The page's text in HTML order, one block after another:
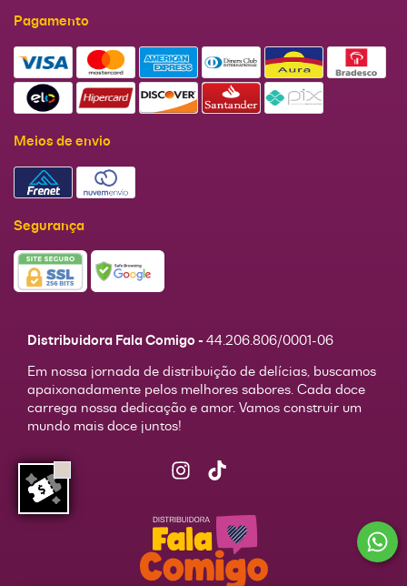
Pagamento
Meios de envio
Segurança
Distribuidora Fala Comigo - 44.206.806/0001-06
Em nossa jornada de distribuição de delícias, buscamos
apaixonadamente pelos melhores sabores. Cada doce
carrega nossa dedicação e amor. Vamos construir um
mundo mais doce juntos!